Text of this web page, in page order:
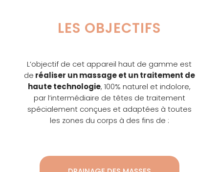
LES OBJECTIFS
L’objectif de cet appareil haut de gamme est
de réaliser un massage et un traitement de
haute technologie, 100% naturel et indolore,
par l’intermédiaire de têtes de traitement
spécialement conçues et adaptées à toutes
les zones du corps à des fins de :